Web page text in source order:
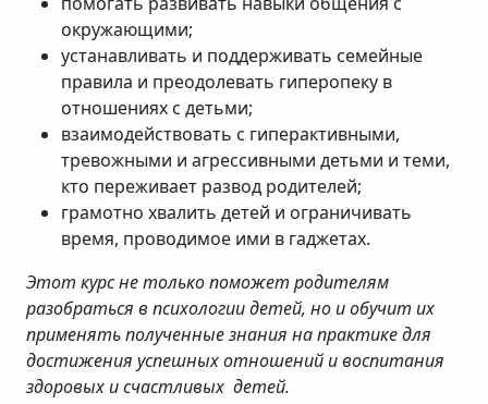
окружающими;
устанавливать и поддерживать семейные
правила и преодолевать гиперопеку в
отношениях с детьми;
взаимодействовать с гиперактивными,
тревожными и агрессивными детьми и теми,
кто переживает развод родителей;
грамотно хвалить детей и ограничивать
время, проводимое ими в гаджетах.
Этот курс не только поможет родителям
разобраться в психологии детей, но и обучит их
применять полученные знания на практике для
достижения успешных отношений и воспитания
здоровых и счастливых детей.